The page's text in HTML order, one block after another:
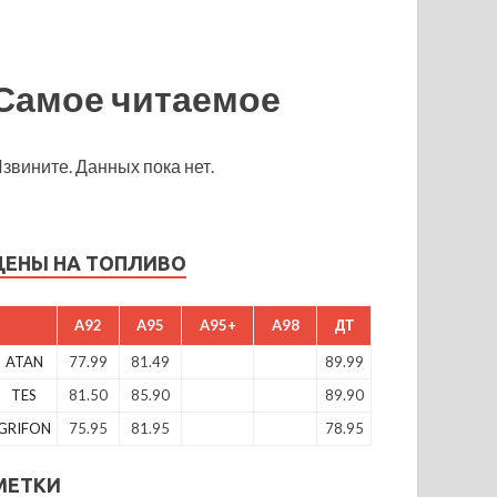
читаемое
Данных пока нет.
НА ТОПЛИВО
A92 A95 A95+ A98 ДТ
ATAN 77.99 81.49
89.99
TES
81.50 85.90
89.90
75.95 81.95 78.95